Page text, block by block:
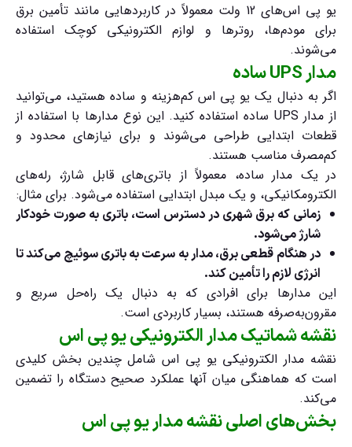
یو پی اس‌های 12 ولت معمولاً در کاربردهایی مانند تأمین برق
برای مودم‌ها، روترها و لوازم الکترونیکی کوچک استفاده
می‌شوند.
مدار UPS ساده
اگر به دنبال یک یو پی اس کم‌هزینه و ساده هستید، می‌توانید
از مدار UPS ساده
استفاده کنید. این نوع مدارها با استفاده از
قطعات ابتدایی طراحی می‌شوند و برای نیازهای محدود و
کم‌مصرف مناسب هستند.
در یک مدار ساده، معمولاً از باتری‌های قابل شارژ، رله‌های
الکترومکانیکی، و یک مبدل ابتدایی استفاده می‌شود. برای مثال:
زمانی که برق شهری در دسترس است، باتری به صورت خودکار
شارژ می‌شود.
در هنگام قطعی برق، مدار به سرعت به باتری سوئیچ می‌کند تا
انرژی لازم را تأمین کند.
این مدارها برای افرادی که به دنبال یک راه‌حل سریع و
مقرون‌به‌صرفه هستند، بسیار کاربردی است.
نقشه شماتیک مدار الکترونیکی یو پی اس
نقشه مدار الکترونیکی یو پی اسشامل چندین بخش کلیدی
است که هماهنگی میان آنها عملکرد صحیح دستگاه را تضمین
می‌کند.
بخش‌های اصلی نقشه مدار یو پی اس